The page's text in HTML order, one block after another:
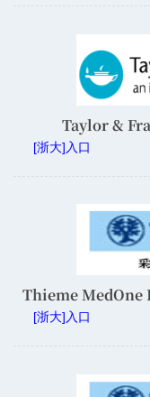
Taylor &
[浙大]入口
Thieme MedOne
[浙大]入口